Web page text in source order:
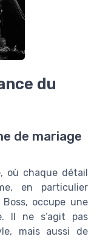
du
de mariage
où chaque détail
en particulier
Boss, occupe une
Il ne s’agit pas
mais aussi de